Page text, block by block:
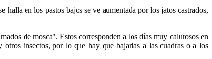
en los pastos bajos se ve aumentada por los jatos castrados,
de mosca". Estos corresponden a los días muy calurosos en
insectos, por lo que hay que bajarlas a las cuadras o a los